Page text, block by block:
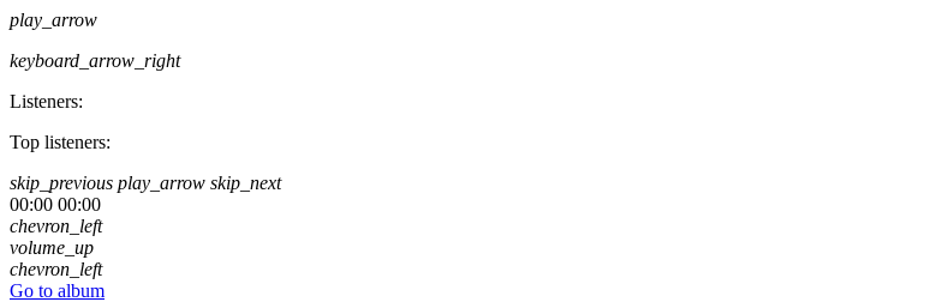
play_arrow
keyboard_arrow_right
Listeners:
Top listeners:
skip_previous play_arrow skip_next
00:00 00:00
chevron_left
volume_up
chevron_left
Go to album